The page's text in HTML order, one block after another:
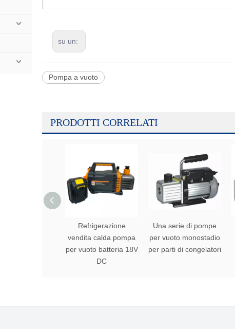
su un:
Pompa a vuoto
PRODOTTI CORRELATI
Refrigerazione
vendita calda pompa
per vuoto batteria 18V
DC
Una serie di pompe
per vuoto monostadio
per parti di congelatori